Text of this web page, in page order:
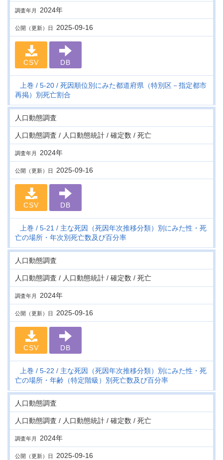
調査年月 2024年
公開（更新）日 2025-09-16
CSV DB
上巻 5-20
死因順位別にみた都道府県（特別区－指定都市
再掲）別死亡割合
人口動態調査
人口動態調査 / 人口動態統計 / 確定数 / 死亡
調査年月 2024年
公開（更新）日 2025-09-16
CSV DB
上巻 5-21
主な死因（死因年次推移分類）別にみた性・死
亡の場所・年次別死亡数及び百分率
人口動態調査
人口動態調査 / 人口動態統計 / 確定数 / 死亡
調査年月 2024年
公開（更新）日 2025-09-16
CSV DB
上巻 5-22
主な死因（死因年次推移分類）別にみた性・死
亡の場所・年齢（特定階級）別死亡数及び百分率
人口動態調査
人口動態調査 / 人口動態統計 / 確定数 / 死亡
調査年月 2024年
公開（更新）日 2025-09-16